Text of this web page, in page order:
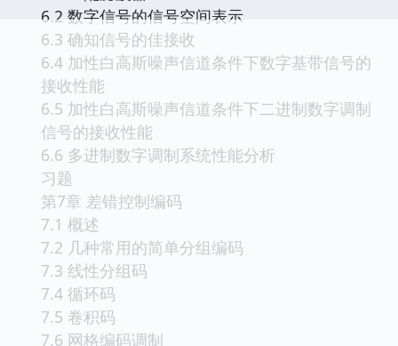
6.2 数字信号的信号空间表示
6.3 确知信号的佳接收
6.4 加性白高斯噪声信道条件下数字基带信号的
接收性能
6.5 加性白高斯噪声信道条件下二进制数字调制
信号的接收性能
6.6 多进制数字调制系统性能分析
习题
第7章 差错控制编码
7.1 概述
7.2 几种常用的简单分组编码
7.3 线性分组码
7.4 循环码
7.5 卷积码
7.6 网格编码调制